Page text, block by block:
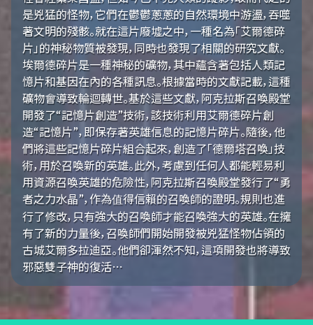
是兇猛的怪物，它們在鬱鬱蔥蔥的自然環境中游盪，吞噬
著文明的殘骸。就在這片廢墟之中，一種名為「艾爾德碎
片」的神秘物質被發現，同時也發現了相關的研究文獻。
埃爾德碎片是一種神秘的礦物，其中蘊含著包括人類記
憶片和基因在內的各種訊息。根據當時的文獻記載，這種
礦物會導致輪迴轉世。基於這些文獻，阿克拉斯召喚殿堂
開發了“記憶片創造”技術，該技術利用艾爾德碎片創
造“記憶片”，即保存著英雄信息的記憶片碎片。隨後，他
們將這些記憶片碎片組合起來，創造了「德爾塔召喚」技
術，用於召喚新的英雄。此外，考慮到任何人都能輕易利
用資源召喚英雄的危險性，阿克拉斯召喚殿堂發行了“勇
者之力水晶”，作為值得信賴的召喚師的證明。規則也進
行了修改，只有強大的召喚師才能召喚強大的英雄。在擁
有了新的力量後，召喚師們開始開發被兇猛怪物佔領的
古城艾爾多拉迪亞。他們卻渾然不知，這項開發也將導致
邪惡雙子神的復活…